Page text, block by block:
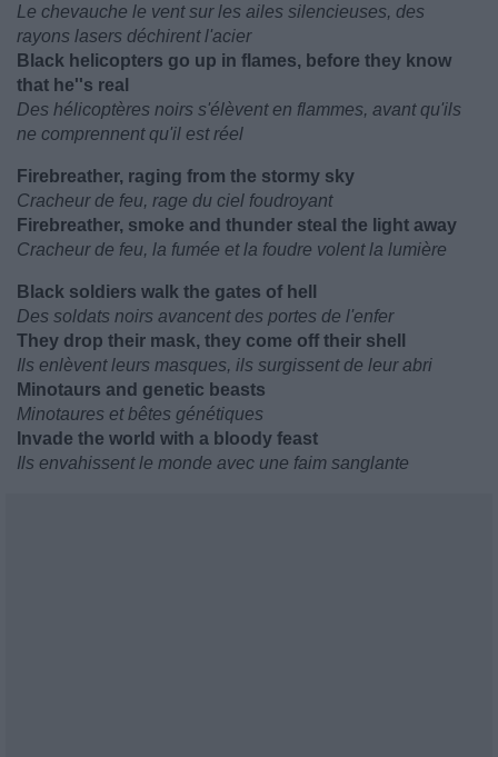
Le chevauche le vent sur les ailes silencieuses, des
rayons lasers déchirent l'acier
Black helicopters go up in flames, before they know
that he''s real
Des hélicoptères noirs s'élèvent en flammes, avant qu'ils
ne comprennent qu'il est réel
Firebreather, raging from the stormy sky
Cracheur de feu, rage du ciel foudroyant
Firebreather, smoke and thunder steal the light away
Cracheur de feu, la fumée et la foudre volent la lumière
Black soldiers walk the gates of hell
Des soldats noirs avancent des portes de l'enfer
They drop their mask, they come off their shell
Ils enlèvent leurs masques, ils surgissent de leur abri
Minotaurs and genetic beasts
Minotaures et bêtes génétiques
Invade the world with a bloody feast
Ils envahissent le monde avec une faim sanglante